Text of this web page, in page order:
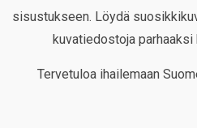
sisustukseen. Löydä
kuvatiedostoja
Tervetuloa ihailemaan